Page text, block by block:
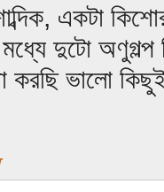
একটা
দুটো অণুগল্প
করছি ভালো